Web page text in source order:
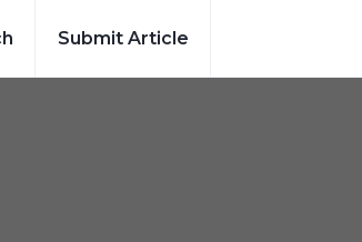
Submit Article